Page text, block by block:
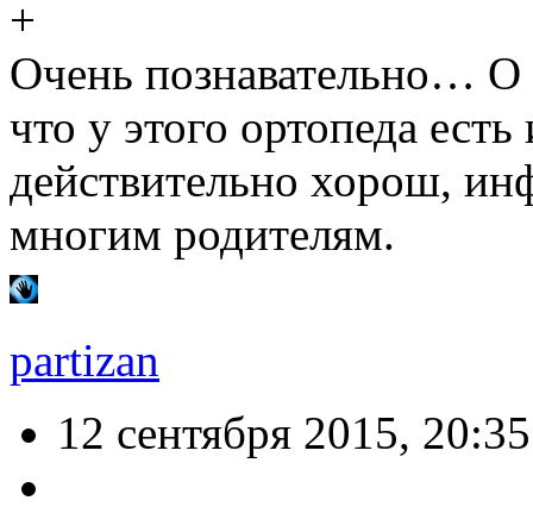
Очень познавательно… О
что у этого ортопеда
действительно хорош,
многим родителям.
partizan
12 сентября 2015, 20:35